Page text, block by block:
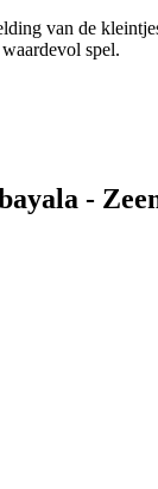
van de
spel.
-